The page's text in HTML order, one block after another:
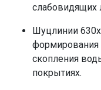
слабовидящих
Шуцлинии
формирования
скопления
покрытиях.